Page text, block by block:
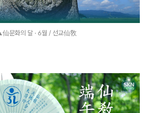
문화의 달 · 6월 / 선교仙敎